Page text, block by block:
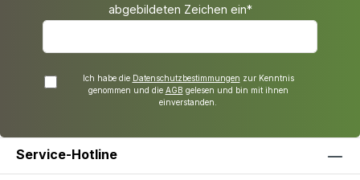
abgebildeten Zeichen ein*
Ich habe die Datenschutzbestimmungen zur Kenntnis
genommen und die AGB gelesen und bin mit ihnen
einverstanden.
Service-Hotline